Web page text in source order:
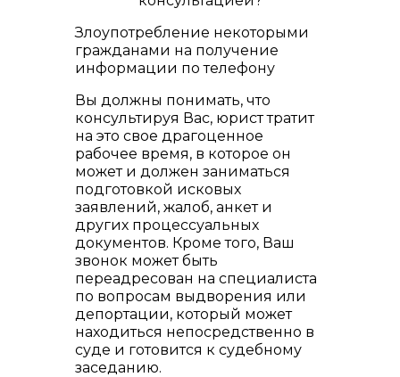
Злоупотребление некоторыми
гражданами на получение
информации по телефону
Вы должны понимать, что
консультируя Вас, юрист тратит
на это свое драгоценное
рабочее время, в которое он
может и должен заниматься
подготовкой исковых
заявлений, жалоб, анкет и
других процессуальных
документов. Кроме того, Ваш
звонок может быть
переадресован на специалиста
по вопросам выдворения или
депортации, который может
находиться непосредственно в
суде и готовится к судебному
заседанию.